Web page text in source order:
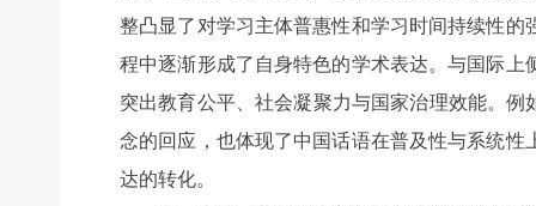
整凸显了对学习主体普惠性和学习时间持续性
程中逐渐形成了自身特色的学术表达。与国际
突出教育公平、社会凝聚力与国家治理效能。
念的回应，也体现了中国话语在普及性与系统
达的转化。